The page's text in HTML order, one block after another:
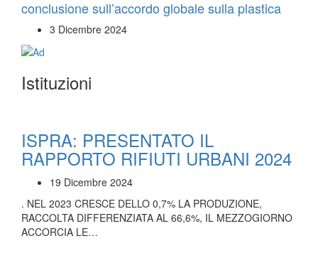
conclusione sull’accordo globale sulla plastica
3 Dicembre 2024
Istituzioni
ISPRA: PRESENTATO IL
RAPPORTO RIFIUTI URBANI 2024
19 Dicembre 2024
. NEL 2023 CRESCE DELLO 0,7% LA PRODUZIONE,
RACCOLTA DIFFERENZIATA AL 66,6%, IL MEZZOGIORNO
ACCORCIA LE…